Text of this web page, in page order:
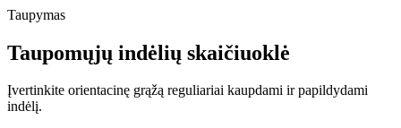
Taupymas
Taupomųjų indėlių skaičiuoklė
Įvertinkite orientacinę grąžą reguliariai kaupdami ir papildydami
indėlį.